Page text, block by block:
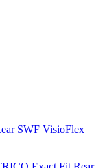
SWF VisioFlex